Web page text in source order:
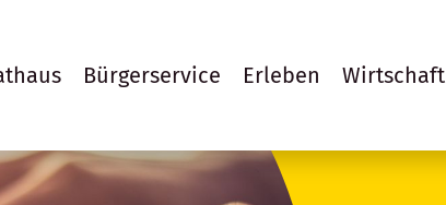
Bürgerservice Erleben Wirtschaft